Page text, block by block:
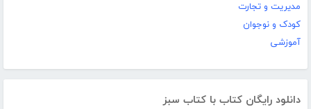
مدیریت و تجارت
کودک و نوجوان
آموزشی
دانلود رایگان کتاب با کتاب سبز